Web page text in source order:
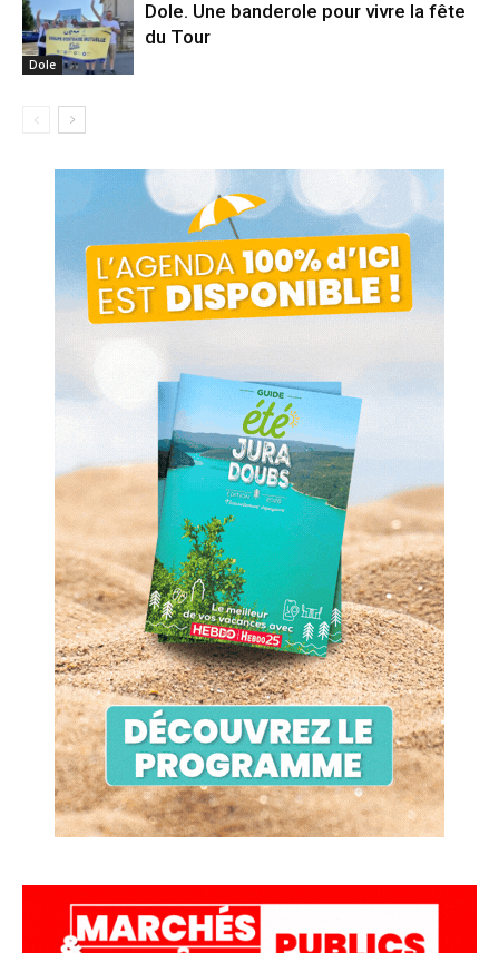
Dole
Dole. Une banderole pour vivre la fête
du Tour